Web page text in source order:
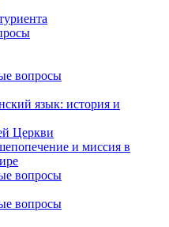
вопросы
язык: история и
Церкви
и миссия в
вопросы
вопросы